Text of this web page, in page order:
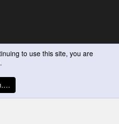
to use this site, you are